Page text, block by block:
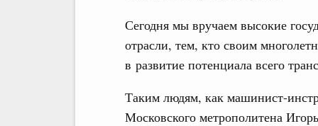
Сегодня мы вручаем высокие
отрасли, тем, кто своим
в развитие потенциала всего
Таким людям, как машинист-
Московского метрополитена Игорь